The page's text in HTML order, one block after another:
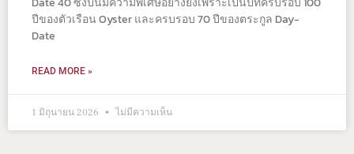
ปีของตัวเรือน Oyster และครบรอบ 70 ปีของตระกูล Day-
Date
READ MORE »
1 มิถุนายน 2026 ไม่มีความเห็น